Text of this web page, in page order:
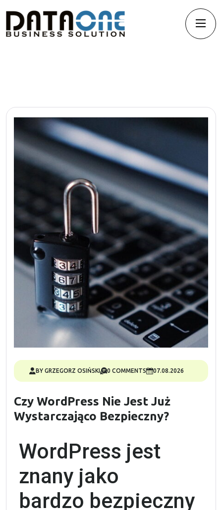
BY GRZEGORZ OSIŃSKI 0 COMMENTS 07.08.2026
Czy WordPress Nie Jest Już
Wystarczająco Bezpieczny?
WordPress jest
znany jako
bardzo bezpieczny